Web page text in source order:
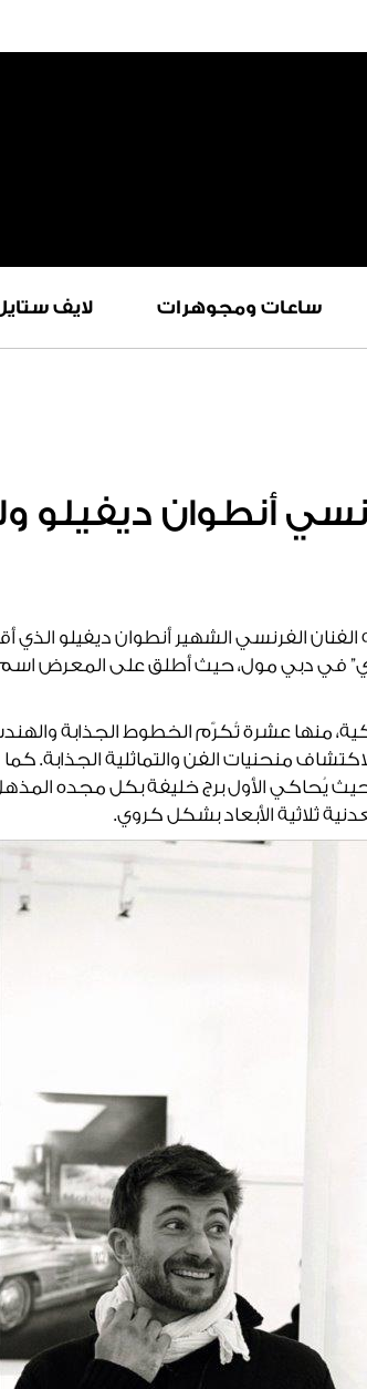
ساعات ومجوهرات لايف
أنطوان ديفيلو
الفنان الفرنسي الشهير أنطوان ديفيلو الذي
في دبي مول، حيث أطلق على المعرض
منها عشرة تُكرّم الخطوط الجذابة
منحنيات الفن والتماثلية الجذابة. كما
يُحاكي الأول برج خليفة بكل مجده
ثلاثية الأبعاد بشكل كروي.